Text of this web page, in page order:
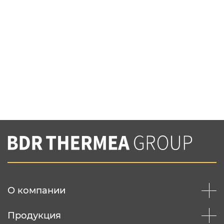
О компании
Продукция